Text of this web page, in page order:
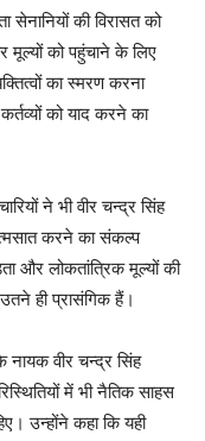
सेनानियों की विरासत को
मूल्यों को पहुंचाने के लिए
का स्मरण करना
को याद करने का
ने भी वीर चन्द्र सिंह
करने का संकल्प
और लोकतांत्रिक मूल्यों की
ही प्रासंगिक हैं।
वीर चन्द्र सिंह
में भी नैतिक साहस
उन्होंने कहा कि यही